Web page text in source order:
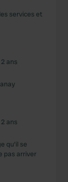
services et
ans
ans
qu'il se
pas arriver